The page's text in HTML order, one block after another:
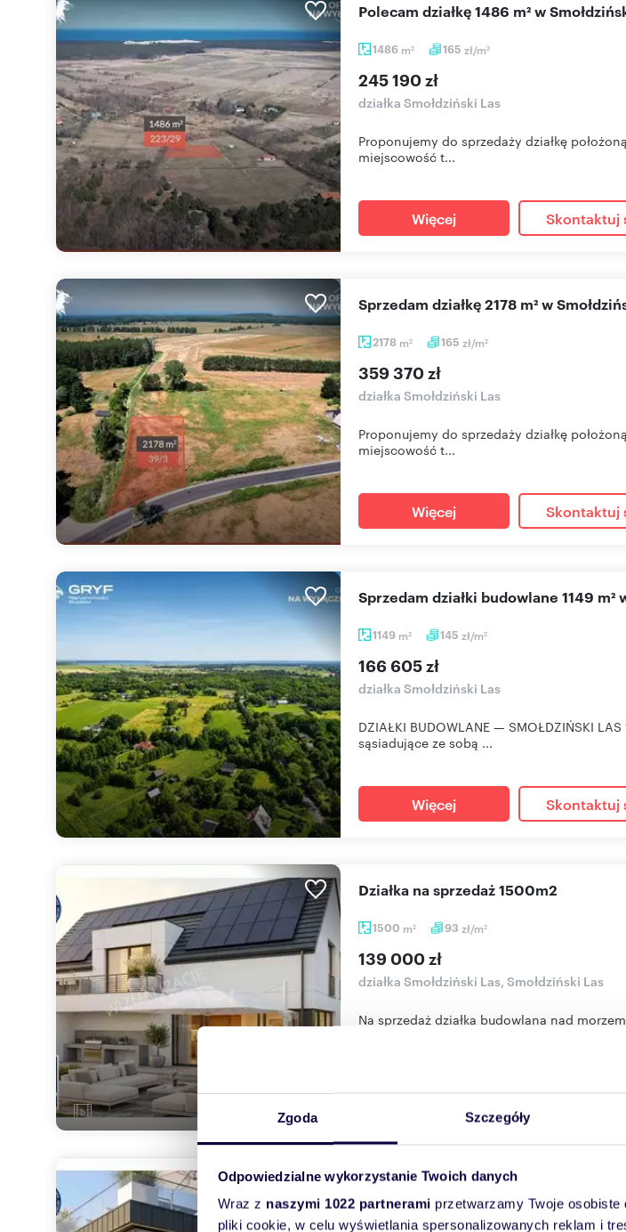
Zgoda Szczegóły
Odpowiedzialne wykorzystanie Twoich danych
Wraz z naszymi 1022 partnerami przetwarzamy Twoje
pliki cookie, w celu wyświetlania spersonalizowanych reklam i
1486 m2 165 zł/m2
Polecam działkę 1486 m² w
245 190 zł
działka Smołdziński Las
Proponujemy do sprzedaży działkę
miejscowość t...
Więcej Skontaktuj
2178 m2 165 zł/m2
Sprzedam działkę 2178 m² w
359 370 zł
działka Smołdziński Las
Proponujemy do sprzedaży działkę
miejscowość t...
Więcej Skontaktuj
1149 m2 145 zł/m2
Sprzedam działki budowlane 1149
166 605 zł
działka Smołdziński Las
DZIAŁKI BUDOWLANE — SMOŁDZIŃSKI
sąsiadujące ze sobą ...
Więcej Skontaktuj
1500 m2 93 zł/m2
działka na sprzedaż 1500m2
139 000 zł
działka Smołdziński Las, Smołdziński Las
Na sprzedaż działka budowlana nad
962m 2 227zł/m 2
działka na sprzedaż 962m2